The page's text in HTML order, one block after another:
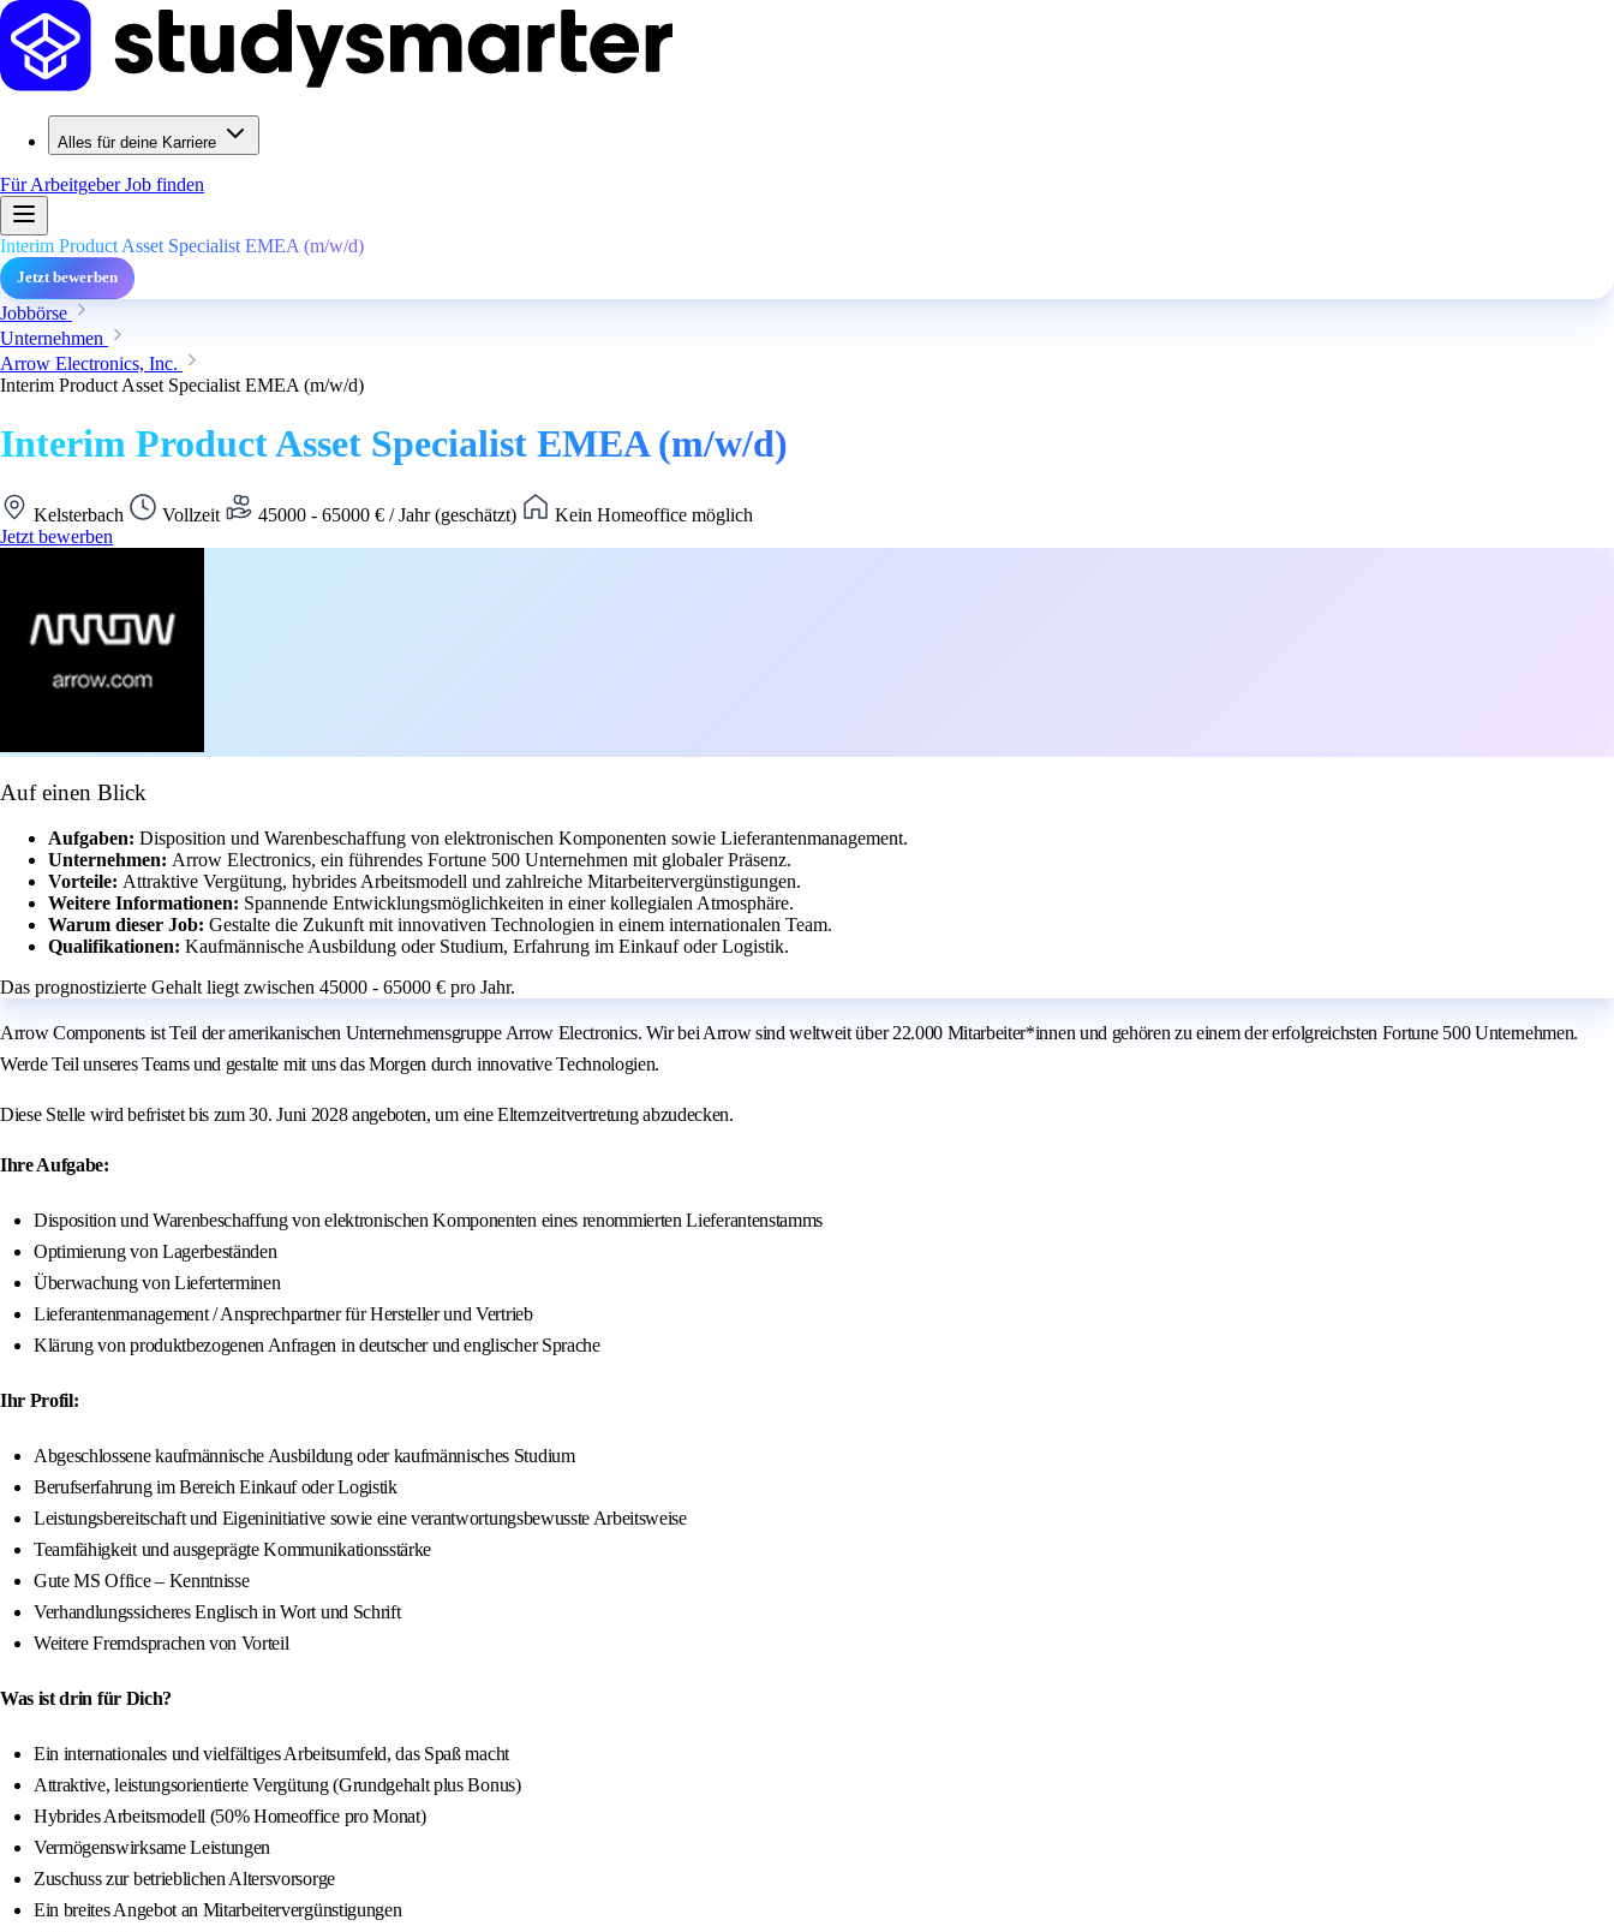
Alles für deine Karriere
Für ArbeitgeberJob finden
Interim Product Asset Specialist EMEA (m/w/d)
Jetzt bewerben
Jobbörse
Unternehmen
Arrow Electronics, Inc.
Interim Product Asset Specialist EMEA (m/w/d)
Interim Product Asset Specialist EMEA (m/w/d)
Kelsterbach Vollzeit 45000 - 65000 € / Jahr (geschätzt)
Kein Homeoffice möglich
Jetzt bewerben
Auf einen Blick
Aufgaben: Disposition und Warenbeschaffung von elektronischen Komponenten sowie Lieferantenmanagement.
Unternehmen: Arrow Electronics, ein führendes Fortune 500 Unternehmen mit globaler Präsenz.
Vorteile: Attraktive Vergütung, hybrides Arbeitsmodell und zahlreiche Mitarbeitervergünstigungen.
Weitere Informationen: Spannende Entwicklungsmöglichkeiten in einer kollegialen Atmosphäre.
Warum dieser Job: Gestalte die Zukunft mit innovativen Technologien in einem internationalen Team.
Qualifikationen: Kaufmännische Ausbildung oder Studium, Erfahrung im Einkauf oder Logistik.
Das prognostizierte Gehalt liegt zwischen 45000 - 65000 € pro Jahr.
Arrow Components ist Teil der amerikanischen Unternehmensgruppe Arrow Electronics. Wir bei Arrow sind weltweit über 22.000 Mitarbeiter*innen und gehören zu einem der erfolgreichsten Fortune 500 Unternehmen.
Werde Teil unseres Teams und gestalte mit uns das Morgen durch innovative Technologien.
Diese Stelle wird befristet bis zum 30. Juni 2028 angeboten, um eine Elternzeitvertretung abzudecken.
Ihre Aufgabe:
Disposition und Warenbeschaffung von elektronischen Komponenten eines renommierten Lieferantenstamms
Optimierung von Lagerbeständen
Überwachung von Lieferterminen
Lieferantenmanagement / Ansprechpartner für Hersteller und Vertrieb
Klärung von produktbezogenen Anfragen in deutscher und englischer Sprache
Ihr Profil:
Abgeschlossene kaufmännische Ausbildung oder kaufmännisches Studium
Berufserfahrung im Bereich Einkauf oder Logistik
Leistungsbereitschaft und Eigeninitiative sowie eine verantwortungsbewusste Arbeitsweise
Teamfähigkeit und ausgeprägte Kommunikationsstärke
Gute MS Office – Kenntnisse
Verhandlungssicheres Englisch in Wort und Schrift
Weitere Fremdsprachen von Vorteil
Was ist drin für Dich?
Ein internationales und vielfältiges Arbeitsumfeld, das Spaß macht
Attraktive, leistungsorientierte Vergütung (Grundgehalt plus Bonus)
Hybrides Arbeitsmodell (50% Homeoffice pro Monat)
Vermögenswirksame Leistungen
Zuschuss zur betrieblichen Altersvorsorge
Ein breites Angebot an Mitarbeitervergünstigungen